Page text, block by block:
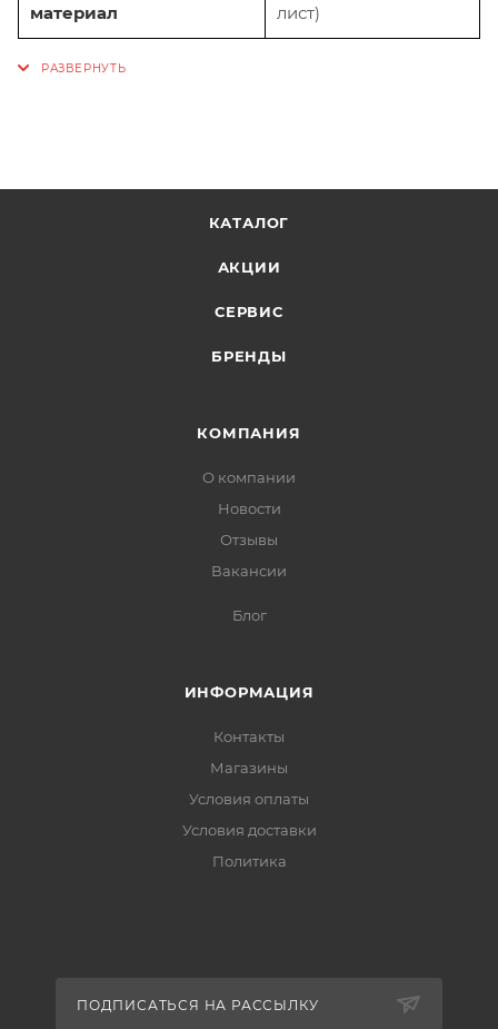
материал
лист)
КАТАЛОГ
АКЦИИ
СЕРВИС
БРЕНДЫ
КОМПАНИЯ
О компании
Новости
Отзывы
Вакансии
Блог
ИНФОРМАЦИЯ
Контакты
Магазины
Условия оплаты
Условия доставки
Политика
ПОДПИСАТЬСЯ НА РАССЫЛКУ